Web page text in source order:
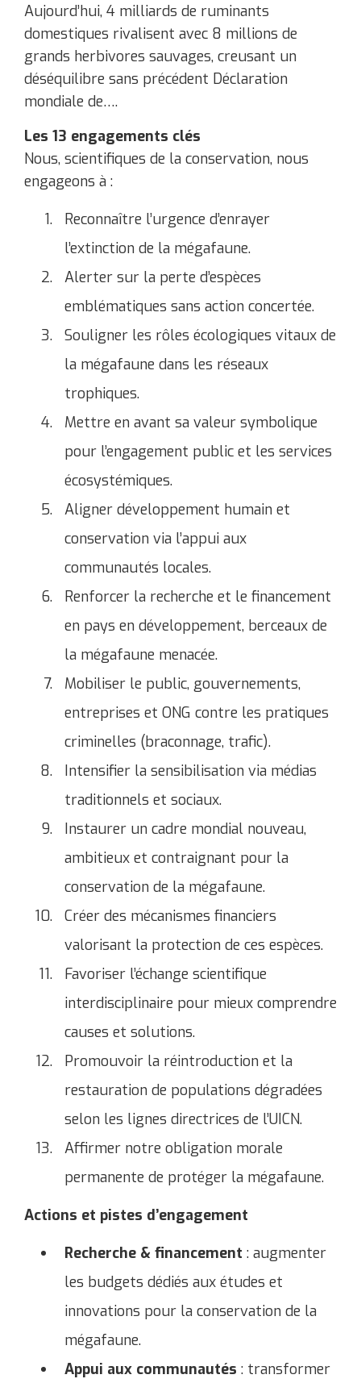
Aujourd’hui, 4 milliards de ruminants
domestiques rivalisent avec 8 millions de
grands herbivores sauvages, creusant un
déséquilibre sans précédent ​Déclaration
mondiale de….
Les 13 engagements clés
Nous, scientifiques de la conservation, nous
engageons à :
Reconnaître l’urgence d’enrayer
l’extinction de la mégafaune.
Alerter sur la perte d’espèces
emblématiques sans action concertée.
Souligner les rôles écologiques vitaux de
la mégafaune dans les réseaux
trophiques.
Mettre en avant sa valeur symbolique
pour l’engagement public et les services
écosystémiques.
Aligner développement humain et
conservation via l’appui aux
communautés locales.
Renforcer la recherche et le financement
en pays en développement, berceaux de
la mégafaune menacée.
Mobiliser le public, gouvernements,
entreprises et ONG contre les pratiques
criminelles (braconnage, trafic).
Intensifier la sensibilisation via médias
traditionnels et sociaux.
Instaurer un cadre mondial nouveau,
ambitieux et contraignant pour la
conservation de la mégafaune.
Créer des mécanismes financiers
valorisant la protection de ces espèces.
Favoriser l’échange scientifique
interdisciplinaire pour mieux comprendre
causes et solutions.
Promouvoir la réintroduction et la
restauration de populations dégradées
selon les lignes directrices de l’UICN.
Affirmer notre obligation morale
permanente de protéger la mégafaune.
Actions et pistes d’engagement
Recherche & financement : augmenter
les budgets dédiés aux études et
innovations pour la conservation de la
mégafaune.
Appui aux communautés : transformer